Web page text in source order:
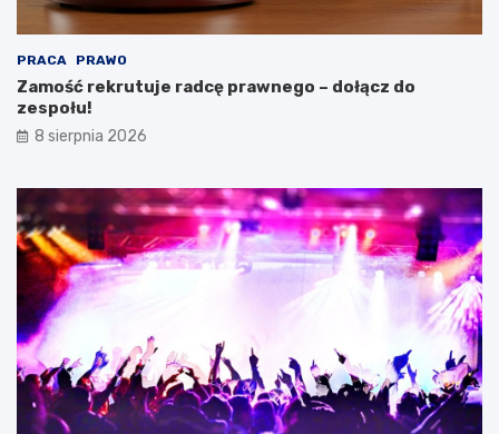
C
y
f
r
o
w
r
z
ł
a
2
.
p
o
ł
u
!
PRACA PRAWO
Zamość rekrutuje radcę prawnego – dołącz do
zespołu!
8 sierpnia 2026